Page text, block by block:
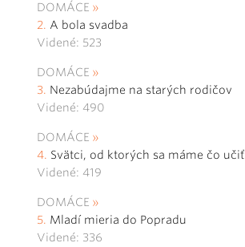
DOMÁCE
A bola svadba
Videné: 523
DOMÁCE
Nezabúdajme na starých rodičov
Videné: 490
DOMÁCE
Svätci, od ktorých sa máme čo učiť
Videné: 419
DOMÁCE
Mladí mieria do Popradu
Videné: 336